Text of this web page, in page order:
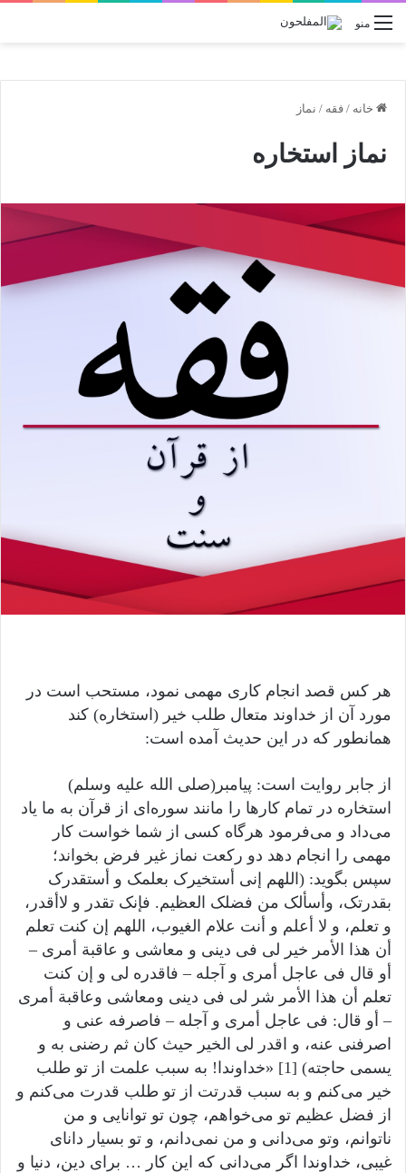
منو
خانه / فقه / نماز
نماز استخاره
هر کس قصد انجام کاری مهمی نمود، مستحب است در
مورد آن از خداوند متعال طلب خیر (استخاره) کند
همانطور که در این حدیث آمده است:
از جابر روایت است: پیامبر(صلى الله عليه وسلم)
استخاره در تمام کارها را مانند سوره‌ای از قرآن به ما یاد
می‌داد و می‌فرمود هرگاه کسی از شما خواست کار
مهمی را انجام دهد دو رکعت نماز غیر فرض بخواند؛
سپس بگوید: (اللهم إنی أستخیرک بعلمک و أستقدرک
بقدرتک، وأسألک من فضلک العظیم. فإنک تقدر و لاأقدر،
و تعلم، و لا أعلم و أنت علام الغیوب، اللهم إن کنت تعلم
أن هذا الأمر خیر لی فی دینی و معاشی و عاقبة أمری –
أو قال فی عاجل أمری و آجله – فاقدره لی و إن کنت
تعلم أن هذا الأمر شر لی فی دینی ومعاشی وعاقبة أمری
– أو قال: فی عاجل أمری و آجله – فاصرفه عنی و
اصرفنی عنه، و اقدر لی الخیر حیث کان ثم رضنی به و
یسمی حاجته) [1] «خداوندا! به سبب علمت از تو طلب
خیر می‌کنم و به سبب قدرتت از تو طلب قدرت می‌کنم و
از فضل عظیم تو می‌خواهم، چون تو توانایی و من
ناتوانم، وتو می‌دانی و من نمی‌دانم، و تو بسیار دانای
غیبی، خداوندا اگر می‌دانی که این کار … برای دین، دنیا و